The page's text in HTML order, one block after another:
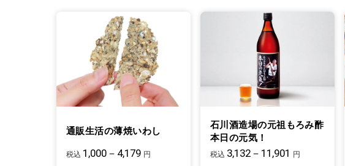
通販生活の薄焼いわし
税込 1,000－4,179 円
石川酒造場の元祖もろみ酢
本日の元気！
税込 3,132－11,901 円